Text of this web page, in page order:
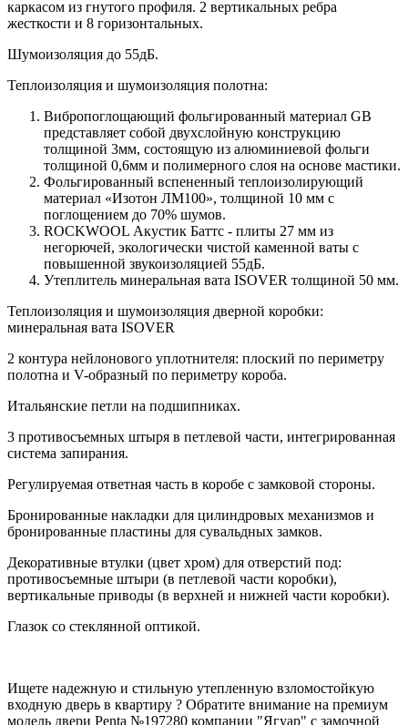
каркасом из гнутого профиля. 2 вертикальных ребра
жесткости и 8 горизонтальных.
Шумоизоляция до 55дБ.
Теплоизоляция и шумоизоляция полотна:
Вибропоглощающий фольгированный материал GB
представляет собой двухслойную конструкцию
толщиной 3мм, состоящую из алюминиевой фольги
толщиной 0,6мм и полимерного слоя на основе мастики.
Фольгированный вспененный теплоизолирующий
материал «Изотон ЛМ100», толщиной 10 мм с
поглощением до 70% шумов.
ROCKWOOL Акустик Баттс - плиты 27 мм из
негорючей, экологически чистой каменной ваты с
повышенной звукоизоляцией 55дБ.
Утеплитель минеральная вата ISOVER толщиной 50 мм.
Теплоизоляция и шумоизоляция дверной коробки:
минеральная вата ISOVER
2 контура нейлонового уплотнителя: плоский по периметру
полотна и V-образный по периметру короба.
Итальянские петли на подшипниках.
3 противосъемных штыря в петлевой части, интегрированная
система запирания.
Регулируемая ответная часть в коробе с замковой стороны.
Бронированные накладки для цилиндровых механизмов и
бронированные пластины для сувальдных замков.
Декоративные втулки (цвет хром) для отверстий под:
противосъемные штыри (в петлевой части коробки),
вертикальные приводы (в верхней и нижней части коробки).
Глазок со стеклянной оптикой.
Ищете надежную и стильную утепленную взломостойкую
входную дверь в квартиру ? Обратите внимание на премиум
модель двери Penta №197280 компании "Ягуар" с замочной